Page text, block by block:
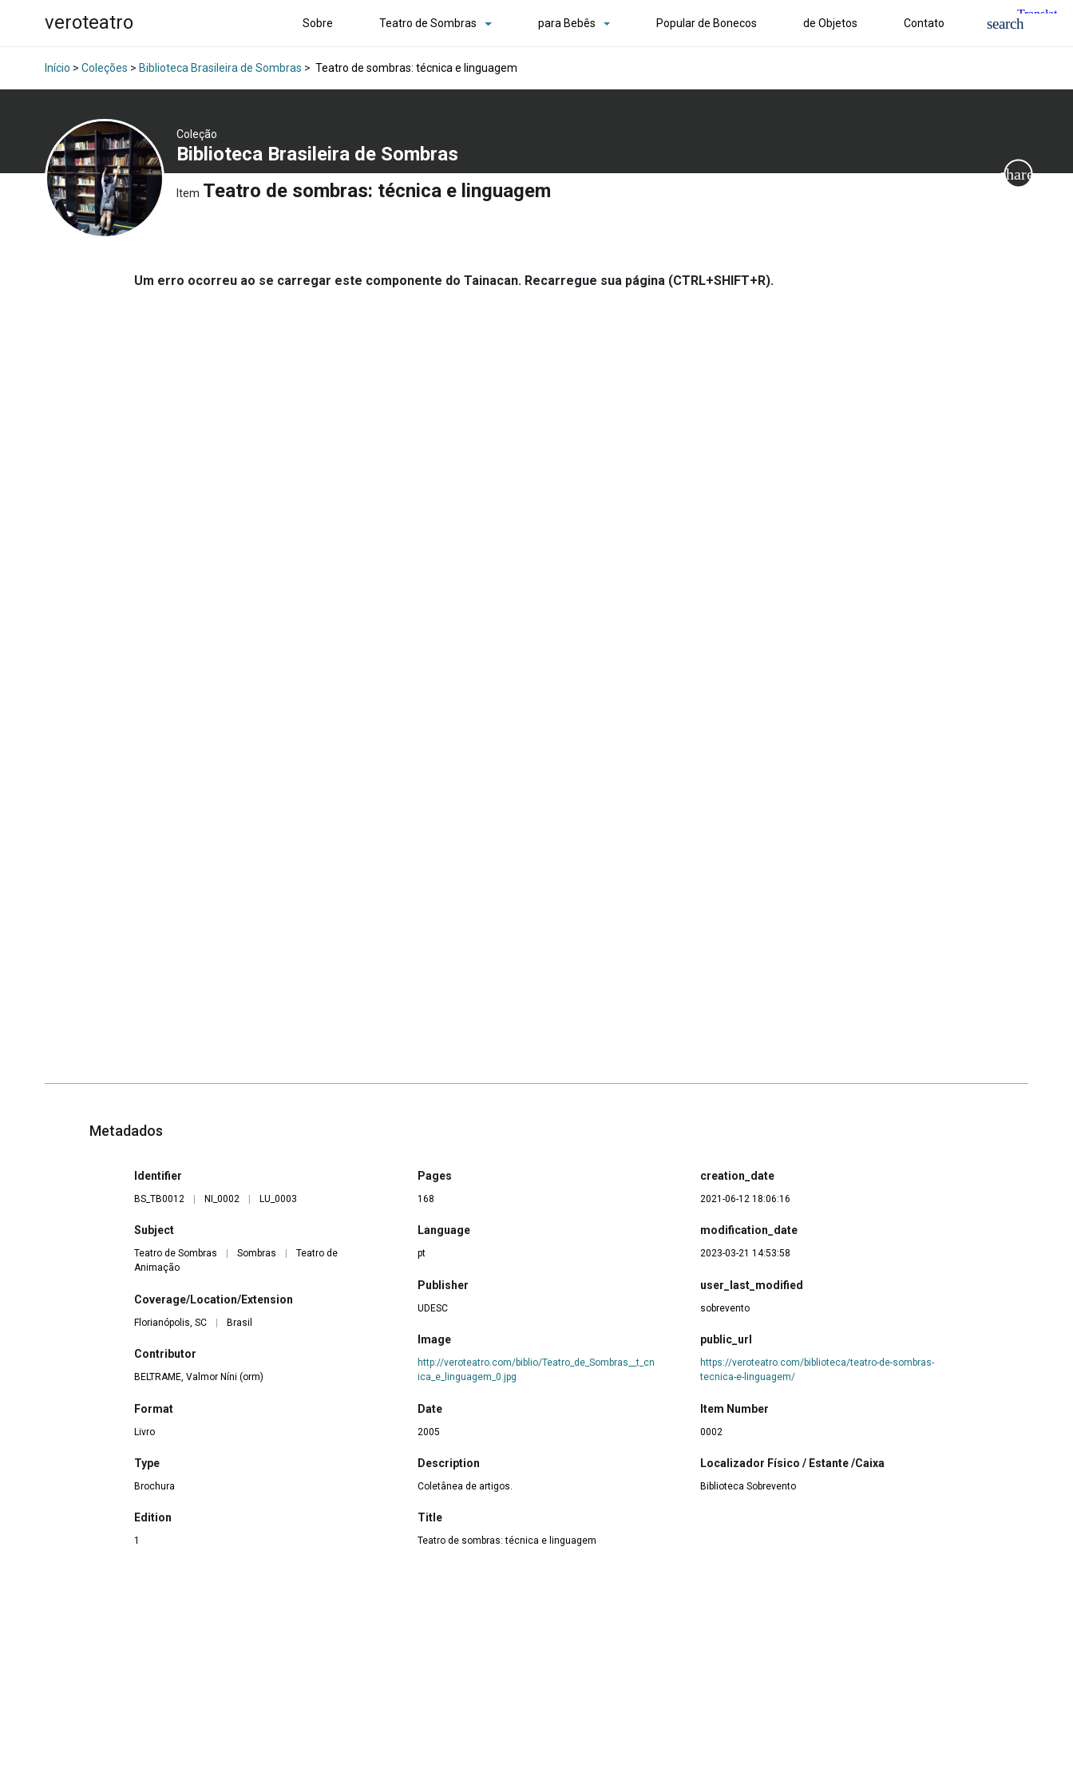
veroteatro Sobre Teatro de Sombras para Bebês Popular de Bonecos de Objetos Contato
Início > Coleções > Biblioteca Brasileira de Sombras > Teatro de sombras: técnica e linguagem
Coleção
Biblioteca Brasileira de Sombras
Item Teatro de sombras: técnica e linguagem
Um erro ocorreu ao se carregar este componente do Tainacan. Recarregue sua página (CTRL+SHIFT+R).
Metadados
Identifier
BS_TB0012 NI_0002 LU_0003
Subject
Teatro de Sombras Sombras
Teatro de
Animação
Coverage/Location/Extension
Florianópolis, SC | Brasil
Contributor
BELTRAME, Valmor Níni (orm)
Format
Livro
Type
Brochura
Edition
1
Pages
168
Language
pt
Publisher
UDESC
Image
http://veroteatro.com/biblio/Teatro_de_Sombras__t_cn
ica_e_linguagem_0.jpg
Date
2005
Description
Coletânea de artigos.
Title
Teatro de sombras: técnica e linguagem
creation_date
2021-06-12 18:06:16
modification_date
2023-03-21 14:53:58
user_last_modified
sobrevento
public_url
https://veroteatro.com/biblioteca/teatro-de-sombras-
tecnica-e-linguagem/
Item Number
0002
Localizador Físico / Estante /Caixa
Biblioteca Sobrevento